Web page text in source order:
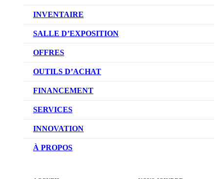
INVENTAIRE
VÉHICULES NEUFS
VÉHICULES D’OCCASION
SALLE D’EXPOSITION
OFFRES
OFFRES DU CONCESSIONNAIRE
OUTILS D’ACHAT
CONFIGUREZ VOTRE VÉHICULE
RÉSERVEZ UN ESSAI ROUTIER
DEMANDEZ UN PRIX
FINANCEMENT
NOTRE DIFFÉRENCE
DEMANDE DE CRÉDIT AUTO
SERVICES
NOTRE PROMESSE
PRENDRE UN RENDEZ-VOUS
INNOVATION
TECHNOLOGIE SKYACTIV
À PROPOS